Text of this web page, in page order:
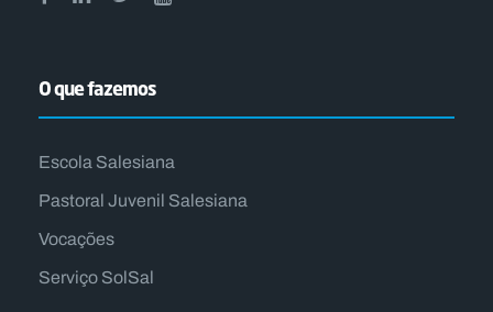
O que fazemos
Escola Salesiana
Pastoral Juvenil Salesiana
Vocações
Serviço SolSal